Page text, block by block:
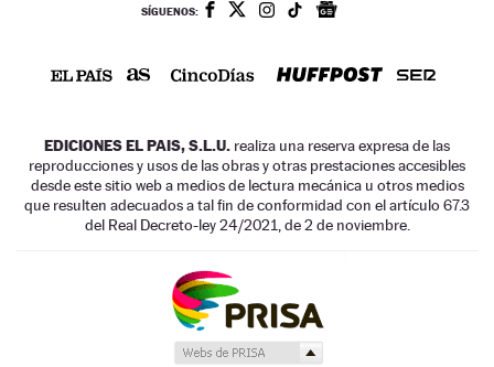
SÍGUENOS:
EDICIONES EL PAIS, S.L.U. realiza una reserva expresa de las
reproducciones y usos de las obras y otras prestaciones accesibles
desde este sitio web a medios de lectura mecánica u otros medios
que resulten adecuados a tal fin de conformidad con el artículo 67.3
del Real Decreto-ley 24/2021, de 2 de noviembre.